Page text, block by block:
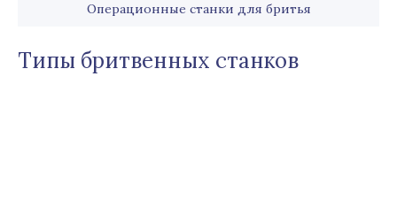
Операционные станки для бритья
Типы бритвенных станков